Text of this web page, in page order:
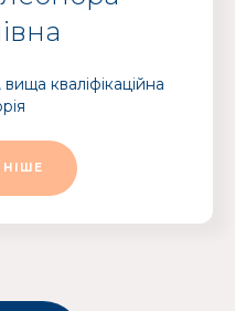
кваліфікаційна